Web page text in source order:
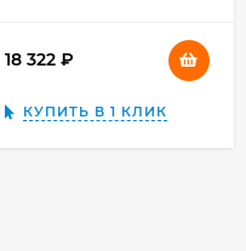
18 322
КУПИТЬ В 1 КЛИК